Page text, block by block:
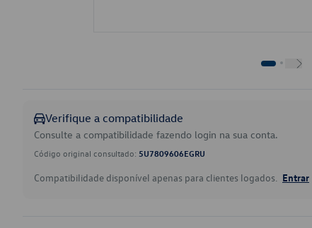
Verifique a compatibilidade
Consulte a compatibilidade fazendo login na sua conta.
Código original consultado: 5U7809606EGRU
Compatibilidade disponível apenas para clientes logados. Entrar